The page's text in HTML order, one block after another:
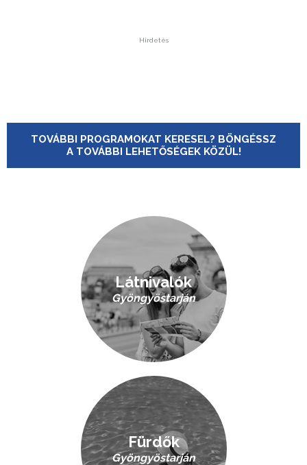
Hirdetés
TOVÁBBI PROGRAMOKAT KERESEL? BÖNGÉSSZ
A TOVÁBBI LEHETŐSÉGEK KÖZÜL!
Látnivalók
Gyöngyöstarján
Fürdők
Gyöngyöstarján